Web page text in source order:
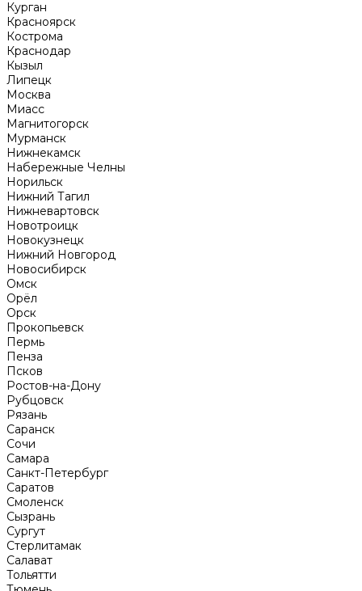
Курган
Красноярск
Кострома
Краснодар
Кызыл
Липецк
Москва
Миасс
Магнитогорск
Мурманск
Нижнекамск
Набережные Челны
Норильск
Нижний Тагил
Нижневартовск
Новотроицк
Новокузнецк
Нижний Новгород
Новосибирск
Омск
Орёл
Орск
Прокопьевск
Пермь
Пенза
Псков
Ростов-на-Дону
Рубцовск
Рязань
Саранск
Сочи
Самара
Санкт-Петербург
Саратов
Смоленск
Сызрань
Сургут
Стерлитамак
Салават
Тольятти